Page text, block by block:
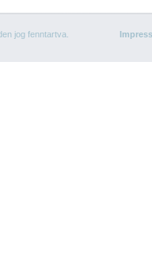
jog fenntartva.